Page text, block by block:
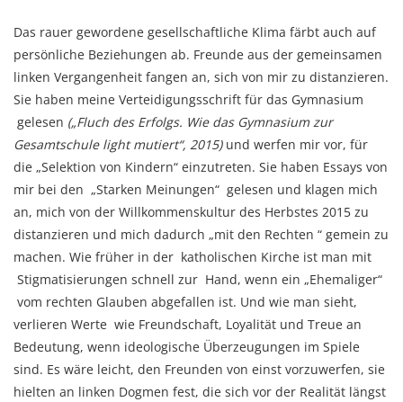
Das rauer gewordene gesellschaftliche Klima färbt auch auf
persönliche Beziehungen ab. Freunde aus der gemeinsamen
linken Vergangenheit fangen an, sich von mir zu distanzieren.
Sie haben meine Verteidigungsschrift für das Gymnasium
gelesen („Fluch des Erfolgs. Wie das Gymnasium zur
Gesamtschule light mutiert“, 2015)und werfen mir vor, für
die „Selektion von Kindern“ einzutreten. Sie haben Essays von
mir bei den „Starken Meinungen“ gelesen und klagen mich
an, mich von der Willkommenskultur des Herbstes 2015 zu
distanzieren und mich dadurch „mit den Rechten “ gemein zu
machen. Wie früher in der katholischen Kirche ist man mit
Stigmatisierungen schnell zur Hand, wenn ein „Ehemaliger“
vom rechten Glauben abgefallen ist. Und wie man sieht,
verlieren Werte wie Freundschaft, Loyalität und Treue an
Bedeutung, wenn ideologische Überzeugungen im Spiele
sind. Es wäre leicht, den Freunden von einst vorzuwerfen, sie
hielten an linken Dogmen fest, die sich vor der Realität längst